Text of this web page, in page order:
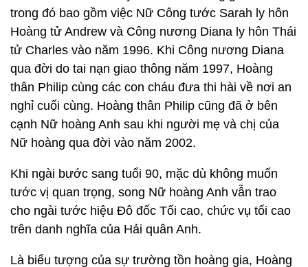
trong đó bao gồm việc Nữ Công tước Sarah ly hôn
Hoàng tử Andrew và Công nương Diana ly hôn Thái
tử Charles vào năm 1996. Khi Công nương Diana
qua đời do tai nạn giao thông năm 1997, Hoàng
thân Philip cùng các con cháu đưa thi hài về nơi an
nghỉ cuối cùng. Hoàng thân Philip cũng đã ở bên
cạnh Nữ hoàng Anh sau khi người mẹ và chị của
Nữ hoàng qua đời vào năm 2002.
Khi ngài bước sang tuổi 90, mặc dù không muốn
tước vị quan trọng, song Nữ hoàng Anh vẫn trao
cho ngài tước hiệu Đô đốc Tối cao, chức vụ tối cao
trên danh nghĩa của Hải quân Anh.
Là biểu tượng của sự trường tồn hoàng gia, Hoàng